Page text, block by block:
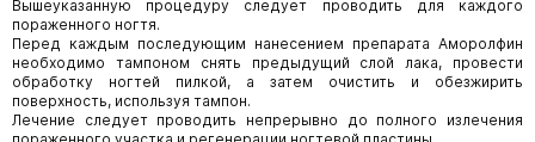
Вышеуказанную процедуру следует проводить для каждого
пораженного ногтя.
Перед каждым последующим нанесением препарата Аморолфин
необходимо тампоном снять предыдущий слой лака, провести
обработку ногтей пилкой, а затем очистить и обезжирить
поверхность, используя тампон.
Лечение следует проводить непрерывно до полного излечения